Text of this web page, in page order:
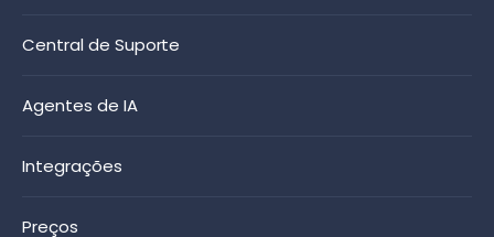
Central de Suporte
Agentes de IA
Integrações
Preços